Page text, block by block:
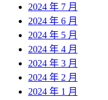
2024 年 7 月
2024 年 6 月
2024 年 5 月
2024 年 4 月
2024 年 3 月
2024 年 2 月
2024 年 1 月